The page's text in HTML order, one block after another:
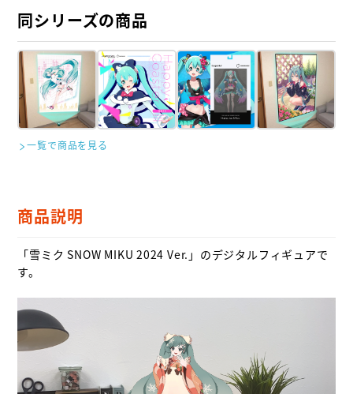
同シリーズの商品
一覧で商品を見る
商品説明
「雪ミク SNOW MIKU 2024 Ver.」のデジタルフィギュアで
す。